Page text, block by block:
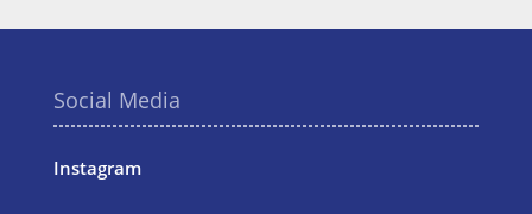
Social Media
Instagram